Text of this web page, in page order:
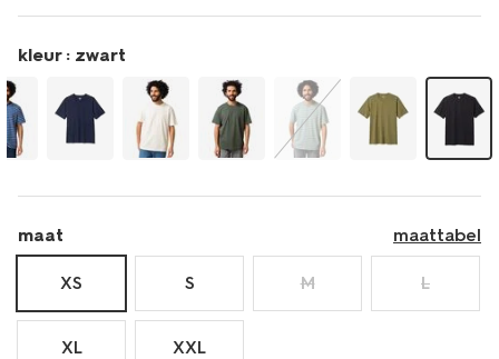
relaxed-
fit-
-2129976.html
kleur : zwart
maat maattabel
XS S M L
XL XXL